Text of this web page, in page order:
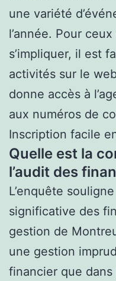
une variété
l’année. Pour
s’impliquer, il est
activités sur le
donne accès à
aux numéros de
Inscription facile
Quelle est la
l’audit des
L’enquête
significative des
gestion de
une gestion
financier que dans